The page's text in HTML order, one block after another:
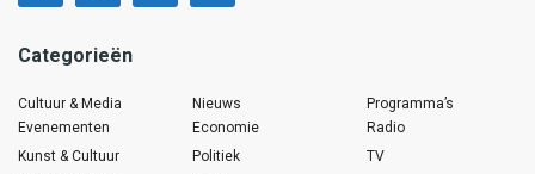
Categorieën
Cultuur & Media
Evenementen
Kunst & Cultuur
Nieuws
Economie
Politiek
Programma’s
Radio
TV